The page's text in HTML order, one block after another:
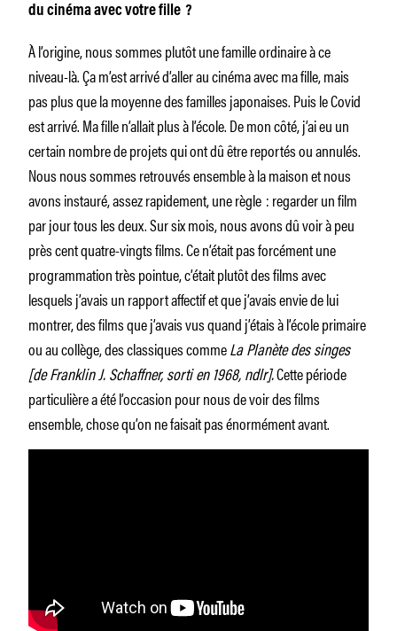
du cinéma avec votre fille ?
À l’origine, nous sommes plutôt une famille ordinaire à ce
niveau-là. Ça m’est arrivé d’aller au cinéma avec ma fille, mais
pas plus que la moyenne des familles japonaises. Puis le Covid
est arrivé. Ma fille n’allait plus à l’école. De mon côté, j’ai eu un
certain nombre de projets qui ont dû être reportés ou annulés.
Nous nous sommes retrouvés ensemble à la maison et nous
avons instauré, assez rapidement, une règle : regarder un film
par jour tous les deux. Sur six mois, nous avons dû voir à peu
près cent quatre-vingts films. Ce n’était pas forcément une
programmation très pointue, c’était plutôt des films avec
lesquels j’avais un rapport affectif et que j’avais envie de lui
montrer, des films que j’avais vus quand j’étais à l’école primaire
ou au collège, des classiques commeLa Planète des singes
[de Franklin J. Schaffner, sorti en 1968, ndlr].Cette période
particulière a été l’occasion pour nous de voir des films
ensemble, chose qu’on ne faisait pas énormément avant.